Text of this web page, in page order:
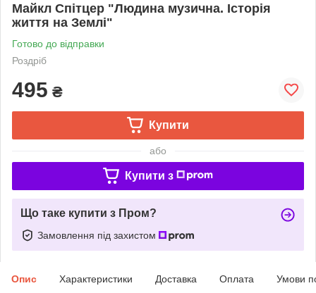
Майкл Спітцер "Людина музична. Історія
життя на Землі"
Готово до відправки
Роздріб
495 ₴
Купити
або
Купити з
Що таке купити з Пром?
Замовлення під захистом
Опис Характеристики Доставка Оплата Умови